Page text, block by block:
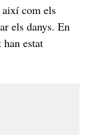
així com els
els danys. En
estat